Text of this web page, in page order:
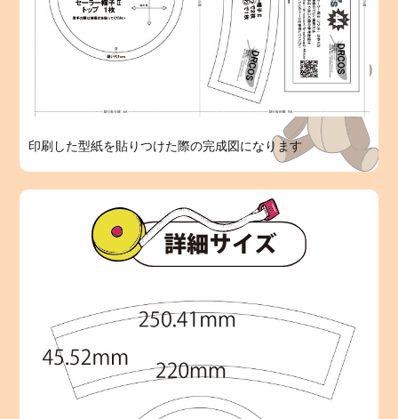
印刷した型紙を貼りつけた際の完成図になります